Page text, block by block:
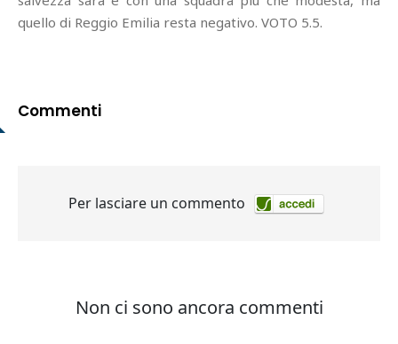
quello di Reggio Emilia resta negativo. VOTO 5.5.
Commenti